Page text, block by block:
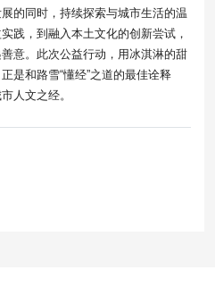
的同时，持续探索与城市生活的温
践，到融入本土文化的创新尝试，
意。此次公益行动，用冰淇淋的甜
是和路雪“懂经”之道的最佳诠释
人文之经。